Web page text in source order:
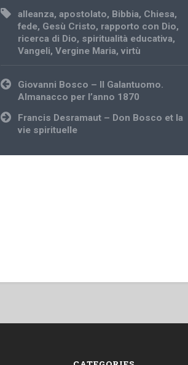
alleanza,apostolato, Bibbia, Chiesa,
fede, Gesù Cristo, rapporto con Dio,
ricerca di Dio, spiritualità educativa,
Vangeli,Vergine Maria,virtù
Post
navigation
Giovanni Bosco – Il Galantuomo.
Almanacco per l’anno 1870
Francis Desramaut – Don Bosco et la
vie spirituelle